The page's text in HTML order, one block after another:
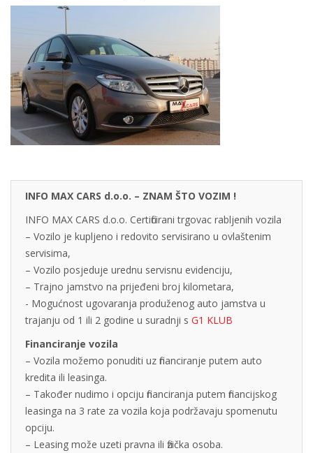
INFO MAX CARS d.o.o. – ZNAM ŠTO VOZIM !
INFO MAX CARS d.o.o. Certificirani trgovac rabljenih vozila
– Vozilo je kupljeno i redovito servisirano u ovlaštenim
servisima,
– Vozilo posjeduje urednu servisnu evidenciju,
– Trajno jamstvo na prijeđeni broj kilometara,
- Mogućnost ugovaranja produženog auto jamstva u
trajanju od 1 ili 2 godine u suradnji s G1 KLUB
Financiranje vozila
– Vozila možemo ponuditi uz financiranje putem auto
kredita ili leasinga.
– Također nudimo i opciju financiranja putem financijskog
leasinga na 3 rate za vozila koja podržavaju spomenutu
opciju.
– Leasing može uzeti pravna ili fizička osoba.